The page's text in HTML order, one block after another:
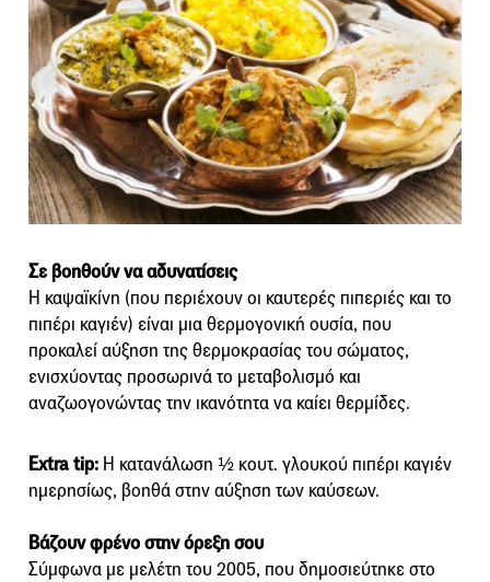
Σε βοηθούν να αδυνατίσεις
Η καψαϊκίνη (που περιέχουν οι καυτερές πιπεριές και το
πιπέρι καγιέν) είναι μια θερμογονική ουσία, που
προκαλεί αύξηση της θερμοκρασίας του σώματος,
ενισχύοντας προσωρινά το μεταβολισμό και
αναζωογονώντας την ικανότητα να καίει θερμίδες.
Extra tip: Η κατανάλωση ½ κουτ. γλουκού πιπέρι καγιέν
ημερησίως, βοηθά στην αύξηση των καύσεων.
Βάζουν φρένο στην όρεξη σου
Σύμφωνα με μελέτη του 2005, που δημοσιεύτηκε στο